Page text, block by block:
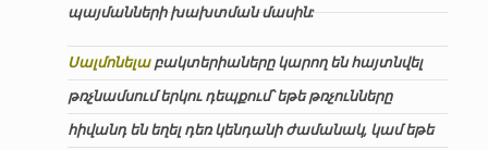
պայմանների խախտման մասին:
Սալմոնելաբակտերիաները կարող են հայտնվել
թռչնամսում երկու դեպքում՝ եթե թռչունները
հիվանդ են եղել դեռ կենդանի ժամանակ, կամ եթե